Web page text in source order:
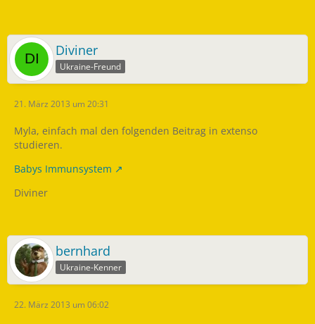
Diviner
Ukraine-Freund
21. März 2013 um 20:31
Myla, einfach mal den folgenden Beitrag in extenso
studieren.
Babys Immunsystem
Diviner
bernhard
Ukraine-Kenner
22. März 2013 um 06:02